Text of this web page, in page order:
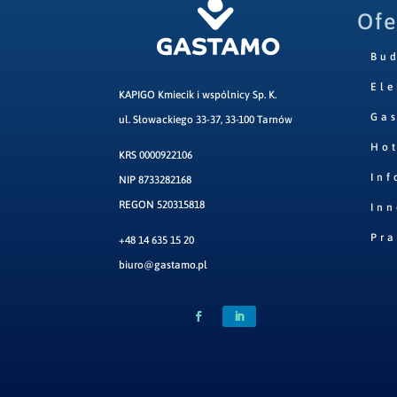
KAPIGO Kmiecik i wspólnicy Sp. K.
ul. Słowackiego 33-37, 33-100 Tarnów
KRS 0000922106
NIP 8733282168
REGON 520315818
+48 14 635 15 20
biuro@gastamo.pl